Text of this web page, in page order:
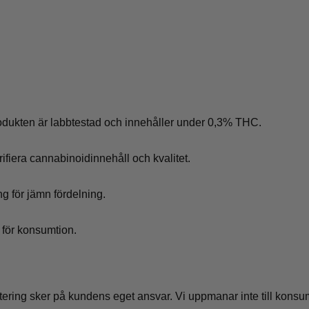
är labbtestad och innehåller under 0,3% THC.
cannabinoidinnehåll och kvalitet.
för jämn fördelning.
konsumtion.
sker på kundens eget ansvar. Vi uppmanar inte till